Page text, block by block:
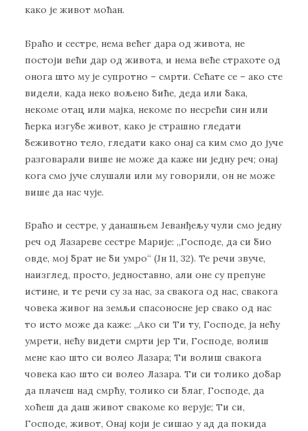
како је живот моћан.
Браћо и сестре, нема већег дара од живота, не
постоји већи дар од живота, и нема веће страхоте од
онога што му је супротно – смрти. Сећате се – ако сте
видели, када неко вољено биће, деда или бака,
некоме отац или мајка, некоме по несрећи син или
ћерка изгубе живот, како је страшно гледати
беживотно тело, гледати како онај са ким смо до јуче
разговарали више не може да каже ни једну реч; онај
кога смо јуче слушали или му говорили, он не може
више да нас чује.
Браћо и сестре, у данашњем Јеванђељу чули смо једну
реч од Лазареве сестре Марије: ,,Господе, да си био
овде, мој брат не би умро“ (Јн 11, 32). Те речи звуче,
наизглед, просто, једноставно, али оне су препуне
истине, и те речи су за нас, за свакога од нас, свакога
човека живог на земљи спасоносне јер свако од нас
то исто може да каже: „Ако си Ти ту, Господе, ја нећу
умрети, нећу видети смрти јер Ти, Господе, волиш
мене као што си волео Лазара; Ти волиш свакога
човека као што си волео Лазара. Ти си толико добар
да плачеш над смрћу, толико си благ, Господе, да
хоћеш да даш живот свакоме ко верује; Ти си,
Господе, живот, Онај који је сишао у ад да покида